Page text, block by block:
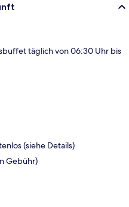
täglich von 06:30 Uhr bis
(siehe Details)
Gebühr)